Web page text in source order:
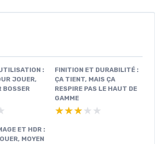
:
JOUER,
BOSSER
FINITION ET DURABILITÉ :
ÇA TIENT, MAIS ÇA
RESPIRE PAS LE HAUT DE
GAMME
★★★★★
★★★★★
ET HDR :
MOYEN